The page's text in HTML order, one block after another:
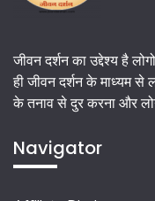
जीवन दर्शन का उद्देश्य है
ही जीवन दर्शन के माध्यम से
के तनाव से दुर करना और
Navigator